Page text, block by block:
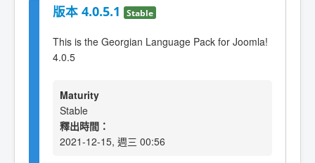
版本 4.0.5.1 Stable
This is the Georgian Language Pack for Joomla!
4.0.5
Maturity
Stable
釋出時間：
2021-12-15, 週三 00:56